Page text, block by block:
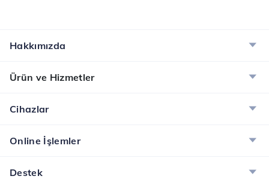
aralarken, geleneksel
yeniden ...
Hakkımızda
Ürün ve Hizmetler
Cihazlar
Online İşlemler
Destek